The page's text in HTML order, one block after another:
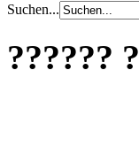
Suchen...
??????